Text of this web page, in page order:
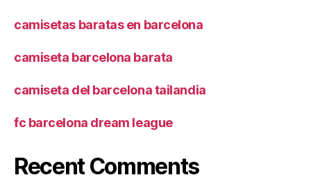
camisetas baratas en barcelona
camiseta barcelona barata
camiseta del barcelona tailandia
fc barcelona dream league
Recent Comments